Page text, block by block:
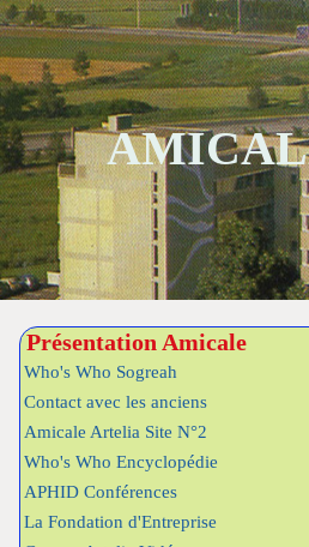
Présentation Amicale
Who's Who Sogreah
Contact avec les anciens
Amicale Artelia Site N°2
Who's Who Encyclopédie
APHID Conférences
La Fondation d'Entreprise